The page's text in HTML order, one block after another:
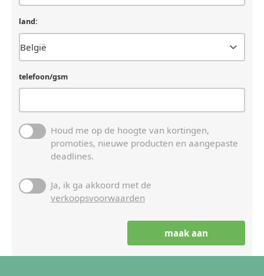
land:
telefoon/gsm
Houd me op de hoogte van kortingen,
promoties, nieuwe producten en aangepaste
deadlines.
Ja, ik ga akkoord met de
verkoopsvoorwaarden